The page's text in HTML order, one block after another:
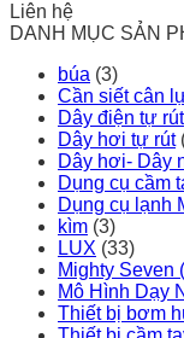
Liên hệ
DANH MỤC SẢN
búa (3)
Cần siết cân
Dây điện tự rút
Dây hơi tự rút
Dây hơi- Dây
Dụng cụ cầm
Dụng cụ lạnh
kìm (3)
LUX (33)
Mighty Seven
Mô Hình Dạy
Thiết bị bơm